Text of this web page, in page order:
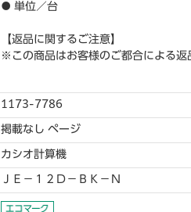
● 単位／台
【返品に関するご注意】
※この商品はお客様のご都合による返
1173-7786
掲載なし ページ
カシオ計算機
ＪＥ－１２Ｄ－ＢＫ－Ｎ